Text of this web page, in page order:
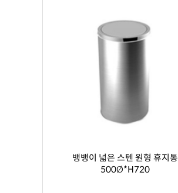
뱅뱅이 넓은 스텐 원형 휴지통
500Ø*H720